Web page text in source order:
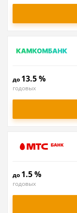
до 13.5 %
годовых
до 1.5 %
годовых